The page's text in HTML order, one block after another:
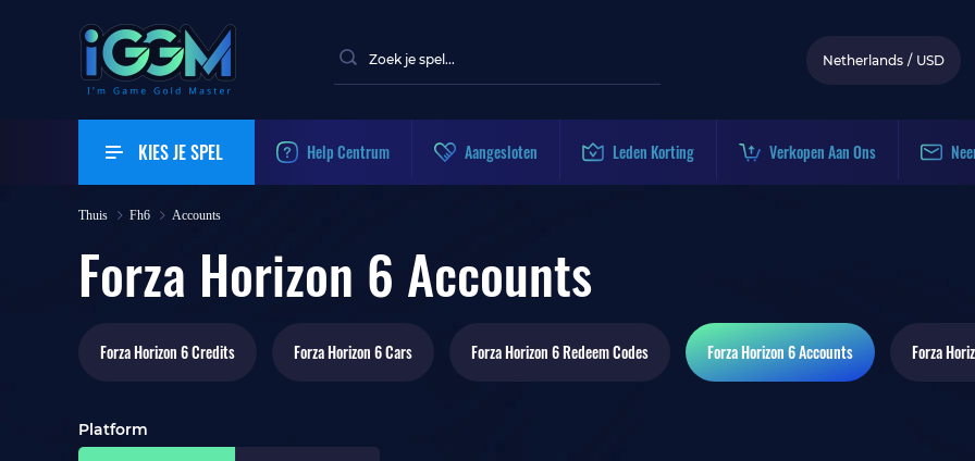
Netherlands / USD
KIES JE SPEL Help Centrum Aangesloten Leden Korting Verkopen Aan Ons
Thuis Fh6 Accounts
Forza Horizon 6 Accounts
Forza Horizon 6Credits Forza Horizon 6Cars Forza Horizon 6Redeem Codes Forza Horizon 6Accounts Forza
Platform